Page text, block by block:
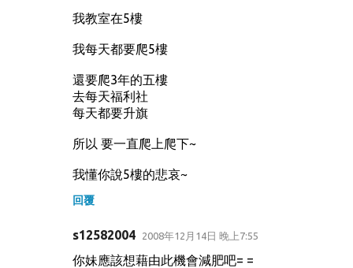
我教室在5樓
我每天都要爬5樓
還要爬3年的五樓
去每天福利社
每天都要升旗
所以 要一直爬上爬下~
我懂你說5樓的悲哀~
回覆
s12582004 2008年12月14日 晚上7:55
你妹應該想藉由此機會減肥吧= =